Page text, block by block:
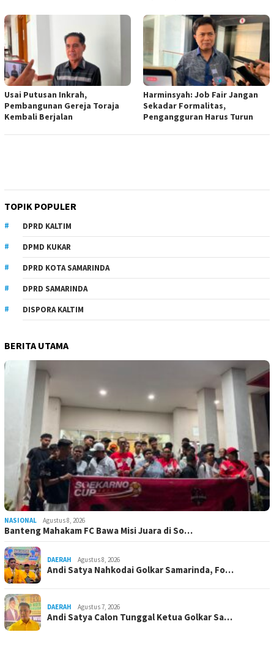
Usai Putusan Inkrah,
Pembangunan Gereja Toraja
Kembali Berjalan
Harminsyah: Job Fair Jangan
Sekadar Formalitas,
Pengangguran Harus Turun
TOPIK POPULER
DPRD KALTIM
DPMD KUKAR
DPRD KOTA SAMARINDA
DPRD SAMARINDA
DISPORA KALTIM
BERITA UTAMA
NASIONAL Agustus 8, 2026
Banteng Mahakam FC Bawa Misi Juara di So…
DAERAH Agustus 8, 2026
Andi Satya Nahkodai Golkar Samarinda, Fo…
DAERAH Agustus 7, 2026
Andi Satya Calon Tunggal Ketua Golkar Sa…